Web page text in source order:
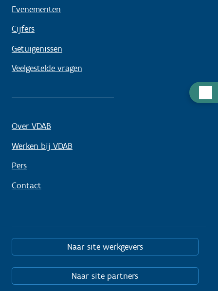
Evenementen
Cijfers
Getuigenissen
Veelgestelde vragen
Over VDAB
Werken bij VDAB
Pers
Contact
Naar site werkgevers
Naar site partners